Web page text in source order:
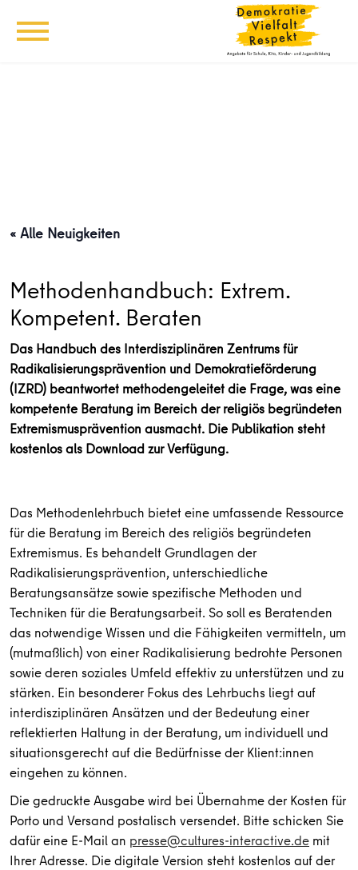
« Alle Neuigkeiten
Methodenhandbuch: Extrem.
Kompetent. Beraten
Das Handbuch des Interdisziplinären Zentrums für
Radikalisierungsprävention und Demokratieförderung
(IZRD) beantwortet methodengeleitet die Frage, was eine
kompetente Beratung im Bereich der religiös begründeten
Extremismusprävention ausmacht. Die Publikation steht
kostenlos als Download zur Verfügung.
Das Methodenlehrbuch bietet eine umfassende Ressource
für die Beratung im Bereich des religiös begründeten
Extremismus. Es behandelt Grundlagen der
Radikalisierungsprävention, unterschiedliche
Beratungsansätze sowie spezifische Methoden und
Techniken für die Beratungsarbeit. So soll es Beratenden
das notwendige Wissen und die Fähigkeiten vermitteln, um
(mutmaßlich) von einer Radikalisierung bedrohte Personen
sowie deren soziales Umfeld effektiv zu unterstützen und zu
stärken. Ein besonderer Fokus des Lehrbuchs liegt auf
interdisziplinären Ansätzen und der Bedeutung einer
reflektierten Haltung in der Beratung, um individuell und
situationsgerecht auf die Bedürfnisse der Klient:innen
eingehen zu können.
Die gedruckte Ausgabe wird bei Übernahme der Kosten für
Porto und Versand postalisch versendet. Bitte schicken Sie
dafür eine E-Mail an presse@cultures-interactive.de mit
Ihrer Adresse. Die digitale Version steht kostenlos auf der